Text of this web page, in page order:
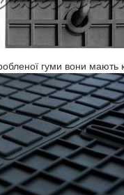
гуми вони